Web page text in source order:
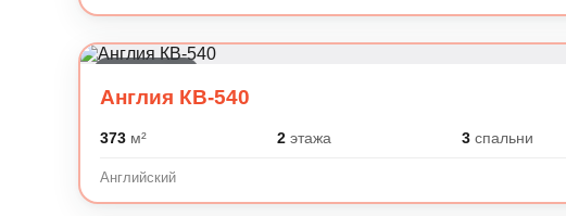
Англия КВ-540
373м² 2этажа 3спальни
Английский